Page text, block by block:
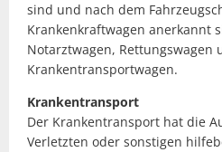
sind und nach dem
Krankenkraftwagen anerkannt
Notarztwagen, Rettungswagen
Krankentransportwagen.
Krankentransport
Der Krankentransport hat die
Verletzten oder sonstigen